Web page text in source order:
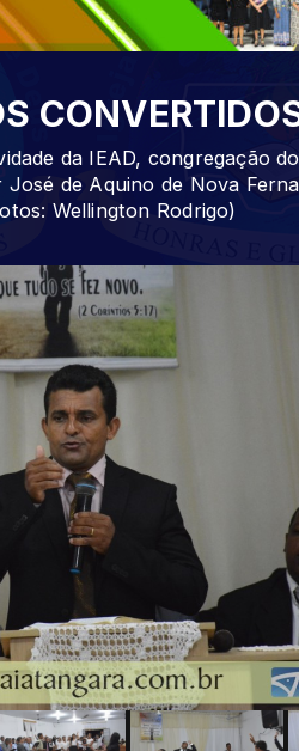
da IEAD, congregação
de Aquino de Nova
Wellington Rodrigo)